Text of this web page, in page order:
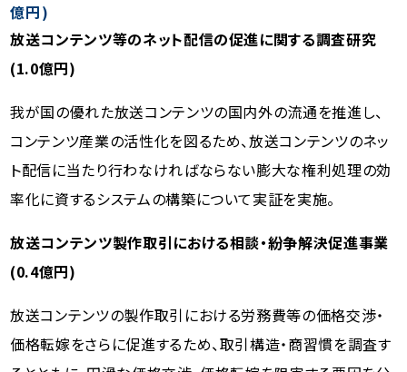
億円)
放送コンテンツ等のネット配信の促進に関する調査研究
(1.0億円)
我が国の優れた放送コンテンツの国内外の流通を推進し、
コンテンツ産業の活性化を図るため、放送コンテンツのネッ
ト配信に当たり行わなければならない膨大な権利処理の効
率化に資するシステムの構築について実証を実施。
放送コンテンツ製作取引における相談・紛争解決促進事業
(0.4億円)
放送コンテンツの製作取引における労務費等の価格交渉・
価格転嫁をさらに促進するため、取引構造・商習慣を調査す